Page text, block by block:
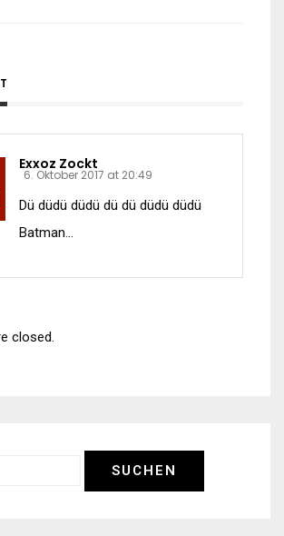
Exxoz Zockt
6. Oktober 2017 at 20:49
Dü düdü düdü dü dü düdü düdü
Batman…
closed.